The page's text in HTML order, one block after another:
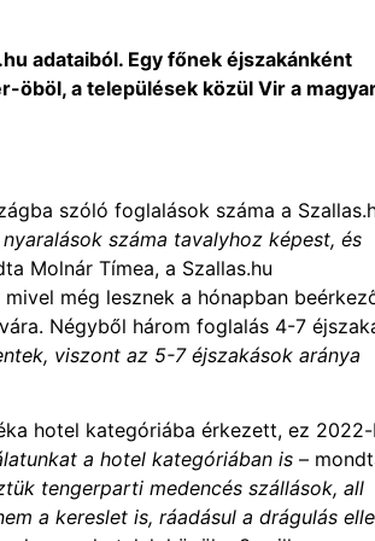
adataiból. Egy főnek éjszakánként
öböl, a települések közül Vir a
szóló foglalások száma a
száma tavalyhoz képest, és
Molnár Tímea, a Szallas.hu
még lesznek a hónapban
Négyből három foglalás 4-7
viszont az 5-7 éjszakások aránya
hotel kategóriába érkezett, ez
a hotel kategóriában is –
tengerparti medencés szállások, all
a kereslet is, ráadásul a drágulás